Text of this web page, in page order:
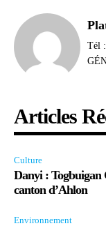
Tél
Articles
Culture
Danyi : Togbuigan
canton d’Ahlon
Environnement